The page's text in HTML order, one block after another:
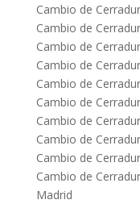
Cambio de
Cambio de
Cambio de
Cambio de
Cambio de
Cambio de
Cambio de
Cambio de
Cambio de
Cambio de
Madrid